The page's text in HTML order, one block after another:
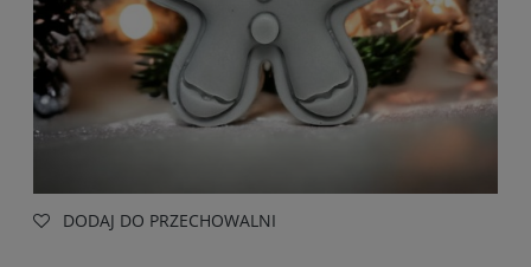
DODAJ DO PRZECHOWALNI